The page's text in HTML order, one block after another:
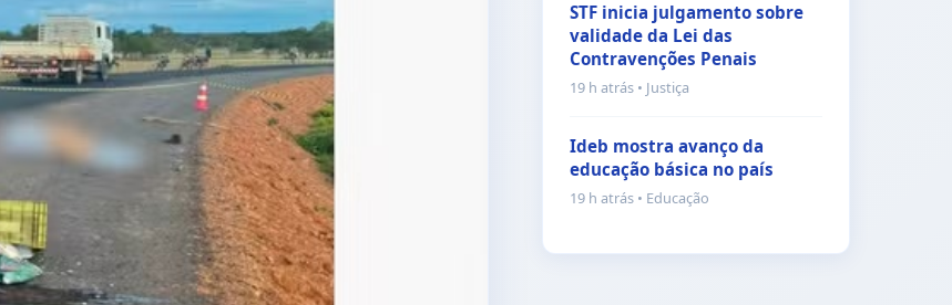
STF inicia julgamento sobre
validade da Lei das
Contravenções Penais
19 h atrás • Justiça
Ideb mostra avanço da
educação básica no país
19 h atrás • Educação